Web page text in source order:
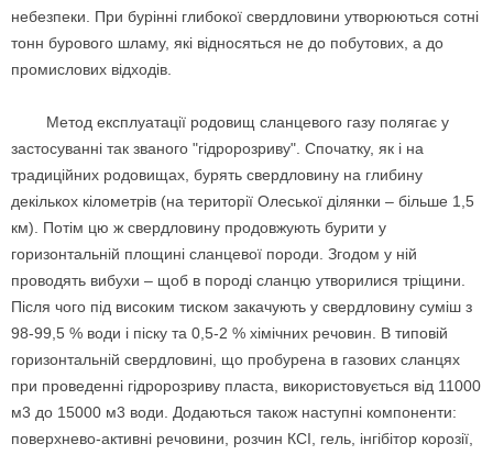
небезпеки. При бурінні глибокої свердловини утворюються сотні
тонн бурового шламу, які відносяться не до побутових, а до
промислових відходів.
Метод експлуатації родовищ сланцевого газу полягає у
застосуванні так званого "гідророзриву". Спочатку, як і на
традиційних родовищах, бурять свердловину на глибину
декількох кілометрів (на території Олеської ділянки – більше 1,5
км). Потім цю ж свердловину продовжують бурити у
горизонтальній площині сланцевої породи. Згодом у ній
проводять вибухи – щоб в породі сланцю утворилися тріщини.
Після чого під високим тиском закачують у свердловину суміш з
98-99,5 % води і піску та 0,5-2 % хімічних речовин. В типовій
горизонтальній свердловині, що пробурена в газових сланцях
при проведенні гідророзриву пласта, використовується від 11000
м3 до 15000 м3 води. Додаються також наступні компоненти:
поверхнево-активні речовини, розчин КСІ, гель, інгібітор корозії,